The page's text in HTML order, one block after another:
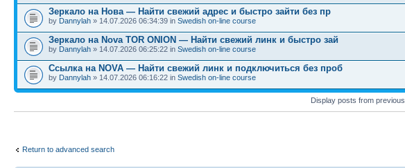
Зеркало на Нова — Найти свежий адрес и быстро зайти без пр
by Dannylah » 14.07.2026 06:34:39 in Swedish on-line course
Зеркало на Nova TOR ONION — Найти свежий линк и быстро зай
by Dannylah » 14.07.2026 06:25:22 in Swedish on-line course
Ссылка на NOVA — Найти свежий линк и подключиться без проб
by Dannylah » 14.07.2026 06:16:22 in Swedish on-line course
Display posts from previous
Return to advanced search